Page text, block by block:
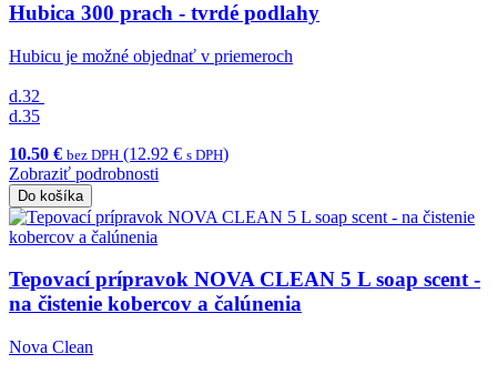
Hubica 300 prach - tvrdé podlahy
Hubicu je možné objednať v priemeroch
d.32
d.35
10.50 € bez DPH (12.92 € s DPH)
Zobraziť podrobnosti
Do košíka
Tepovací prípravok NOVA CLEAN 5 L soap scent -
na čistenie kobercov a čalúnenia
Nova Clean